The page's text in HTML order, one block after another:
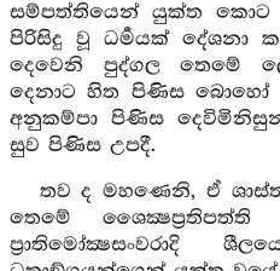
සම්පත්තියෙන් යුක්ත කොට
පිරිසිදු වූ ධර්‍මයක්
දෙවෙනි පුද්ගල තෙමේ
දෙනාට හිත පිණිස බොහෝ
අනුකම්පා පිණිස
සුව පිණිස උපදී.
තව ද මහණෙනි, ඒ
තෙමේ
ප්‍රාතිමෝක්‍ෂසංවරාදි